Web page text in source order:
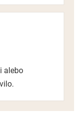
alebo